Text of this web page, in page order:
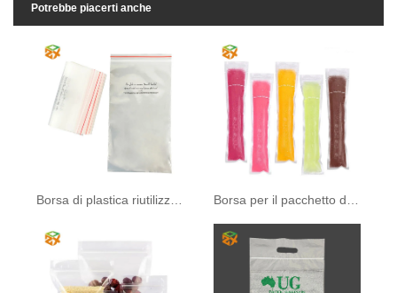
Potrebbe piacerti anche
Borsa di plastica riutilizzabile Borsa per il pacchetto di ghiaccioli